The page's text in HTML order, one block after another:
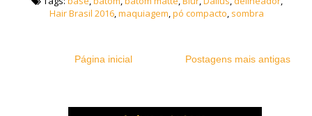
Hair Brasil 2016,maquiagem,pó compacto, sombra
Postagens mais antigas
Página inicial